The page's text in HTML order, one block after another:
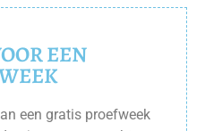
EEN
een gratis proefweek